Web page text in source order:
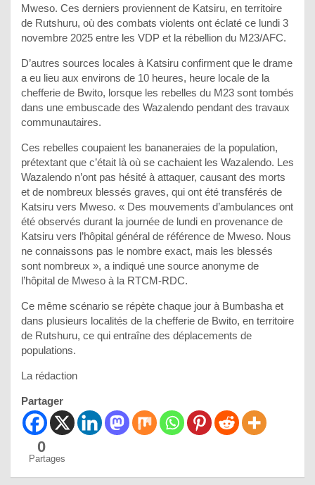
Mweso. Ces derniers proviennent de Katsiru, en territoire
de Rutshuru, où des combats violents ont éclaté ce lundi 3
novembre 2025 entre les VDP et la rébellion du M23/AFC.
D’autres sources locales à Katsiru confirment que le drame
a eu lieu aux environs de 10 heures, heure locale de la
chefferie de Bwito, lorsque les rebelles du M23 sont tombés
dans une embuscade des Wazalendo pendant des travaux
communautaires.
Ces rebelles coupaient les bananeraies de la population,
prétextant que c’était là où se cachaient les Wazalendo. Les
Wazalendo n’ont pas hésité à attaquer, causant des morts
et de nombreux blessés graves, qui ont été transférés de
Katsiru vers Mweso. « Des mouvements d’ambulances ont
été observés durant la journée de lundi en provenance de
Katsiru vers l’hôpital général de référence de Mweso. Nous
ne connaissons pas le nombre exact, mais les blessés
sont nombreux », a indiqué une source anonyme de
l’hôpital de Mweso à la RTCM-RDC.
Ce même scénario se répète chaque jour à Bumbasha et
dans plusieurs localités de la chefferie de Bwito, en territoire
de Rutshuru, ce qui entraîne des déplacements de
populations.
La rédaction
Partager
0
Partages